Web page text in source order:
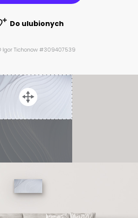
Do ulubionych
Igor Tichonow #309407539